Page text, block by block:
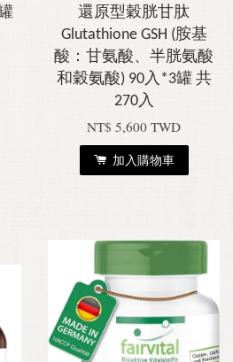
還原型穀胱甘肽
Glutathione GSH (胺基
酸：甘氨酸、半胱氨酸
和穀氨酸) 90入*3罐 共
270入
NT$ 5,600 TWD
加入購物車